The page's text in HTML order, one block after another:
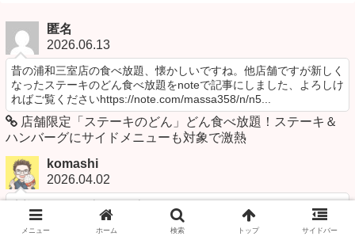
匿名
2026.06.13
昔の浦和三室店の食べ放題、懐かしいですね。他店舗ですが新しく
なったステーキのどん食べ放題をnoteで記事にしました、よろしけ
ればご覧くださいhttps://note.com/massa358/n/n5...
店舗限定「ステーキのどん」どん食べ放題！ステーキ＆
ハンバーグにサイドメニューも対象で激熱
komashi
2026.04.02
した。
メニュー ホーム 検索 トップ サイドバー